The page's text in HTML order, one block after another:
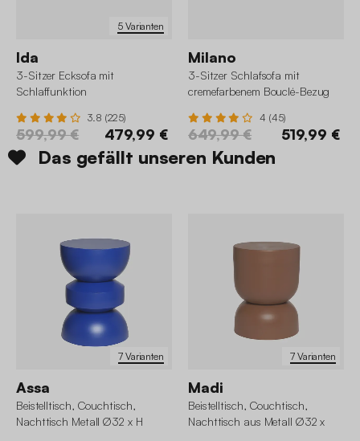
5 Varianten
Ida
3-Sitzer Ecksofa mit
Schlaffunktion
3.8 (225)
599,99 € 479,99 €
Milano
3-Sitzer Schlafsofa mit
cremefarbenem Bouclé-Bezug
4 (45)
649,99 € 519,99 €
Das gefällt unseren Kunden
7 Varianten
Assa
Beistelltisch, Couchtisch,
Nachttisch Metall Ø32 x H
7 Varianten
Madi
Beistelltisch, Couchtisch,
Nachttisch aus Metall Ø32 x